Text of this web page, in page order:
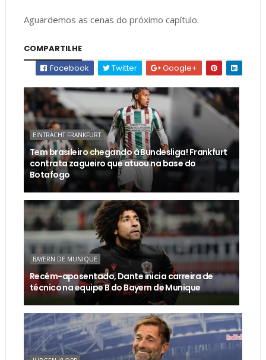
Aguardemos as cenas do próximo capítulo.
COMPARTILHE
Facebook
Twitter Google+
EINTRACHT FRANKFURT
Tem brasileiro chegando à Bundesliga! Frankfurt
contrata zagueiro que atuou na base do
Botafogo
BAYERN DE MUNIQUE
Recém-aposentado, Dante inicia carreira de
técnico na equipe B do Bayern de Munique